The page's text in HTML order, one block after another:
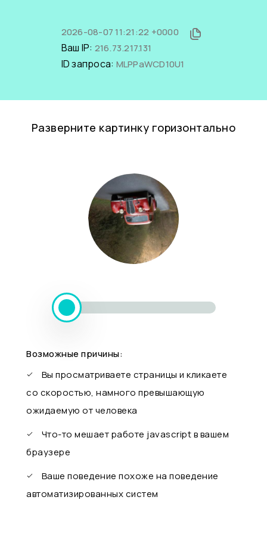
2026-08-07 11:21:22 +0000
Ваш IP: 216.73.217.131
ID запроса: MLPPaWCD10U1
Разверните картинку горизонтально
Возможные причины:
Вы просматриваете страницы и кликаете
со скоростью, намного превышающую
ожидаемую от человека
Что-то мешает работе javascript в вашем
браузере
Ваше поведение похоже на поведение
автоматизированных систем